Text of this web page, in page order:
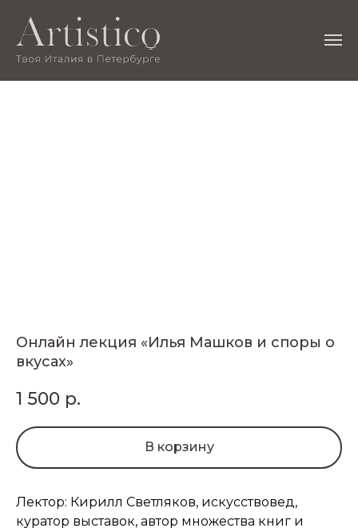
Онлайн лекция «Илья Машков и споры о
вкусах»
1 500 р.
В корзину
Лектор: Кирилл Светляков, искусствовед,
куратор выставок, автор множества книг и